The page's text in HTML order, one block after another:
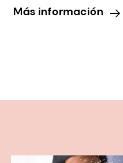
Más información